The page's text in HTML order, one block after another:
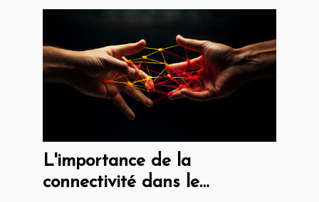
L'importance de la
connectivité dans le